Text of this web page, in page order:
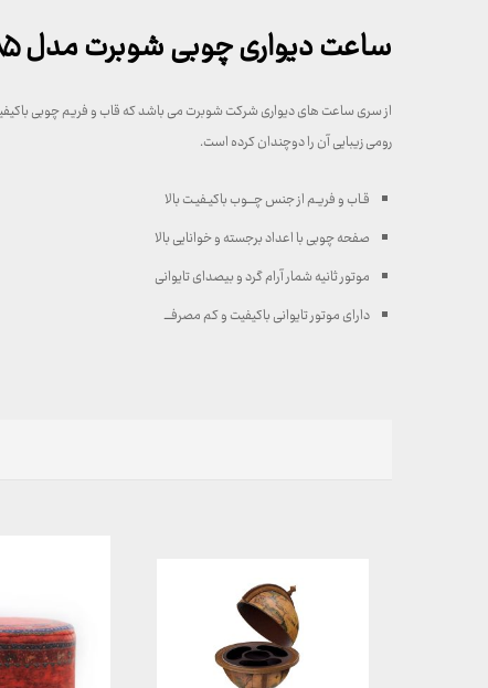
ساعت دیواری چوبی شوبرت مدل ۶۷۸۵
از سری ساعت های دیواری شرکت شوبرت می باشد که قاب و فریم چوبی
رومی زیبایی آن را دوچندان کرده است.
قـاب و فریـم از جنس چـــوب باکیـفیـت بالا
صفحه چوبی با اعداد برجسته و خوانایی بالا
موتور ثانیه شمار آرام گرد و بیصدای تایوانی
دارای موتور تایوانی باکیفیت و کم مصرفـــ